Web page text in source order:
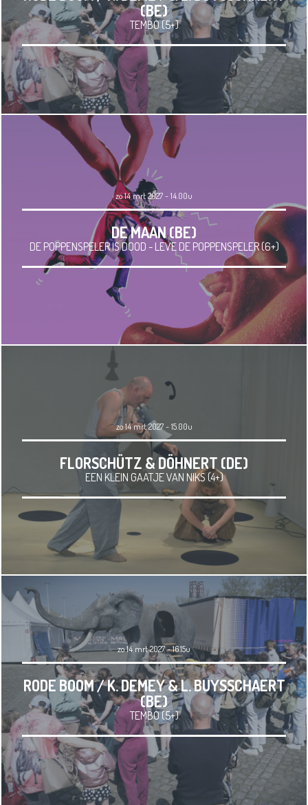
(BE)
TEMBO (5+)
zo 14 mrt 2027 - 14.00u
DE MAAN (BE)
DE POPPENSPELER IS DOOD - LEVE DE POPPENSPELER (6+)
zo 14 mrt 2027 - 15.00u
FLORSCHÜTZ & DÖHNERT (DE)
EEN KLEIN GAATJE VAN NIKS (4+)
zo 14 mrt 2027 - 16.15u
RODE BOOM / K. DEMEY & L. BUYSSCHAERT
(BE)
TEMBO (5+)